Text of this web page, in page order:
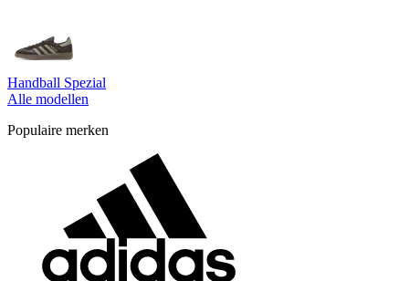
Handball Spezial
Alle modellen
Populaire merken